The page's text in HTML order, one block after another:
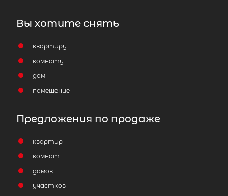
Вы хотите снять
квартиру
комнату
дом
помещение
Предложения по продаже
квартир
комнат
домов
участков